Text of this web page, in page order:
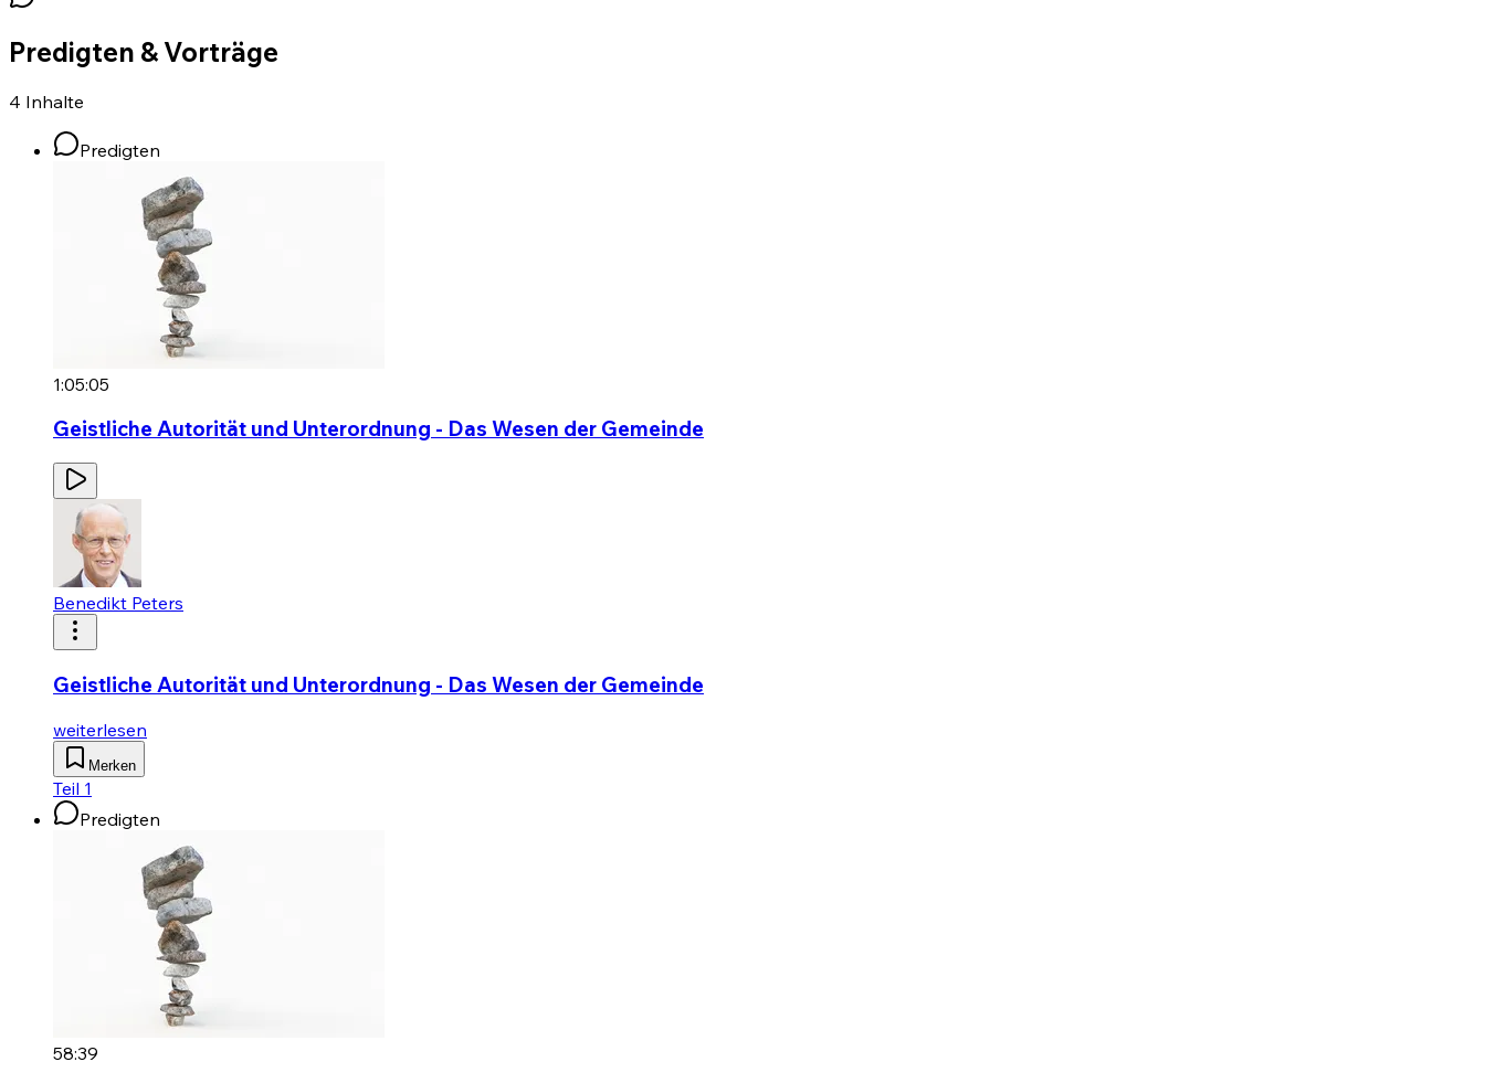
Predigten & Vorträge
4 Inhalte
Predigten
1:05:05
Geistliche Autorität und Unterordnung - Das Wesen der Gemeinde
Benedikt Peters
Geistliche Autorität und Unterordnung - Das Wesen der Gemeinde
weiterlesen
Merken
Teil 1
Predigten
58:39